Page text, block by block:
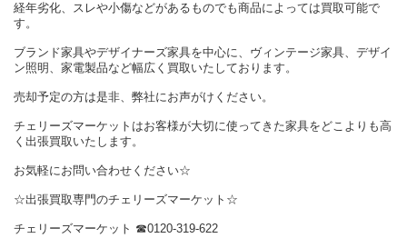
経年劣化、スレや小傷などがあるものでも商品によっては買取可能で
す。
ブランド家具やデザイナーズ家具を中心に、ヴィンテージ家具、デザイ
ン照明、家電製品など幅広く買取いたしております。
売却予定の方は是非、弊社にお声がけください。
チェリーズマーケットはお客様が大切に使ってきた家具をどこよりも高
く出張買取いたします。
お気軽にお問い合わせください☆
☆出張買取専門のチェリーズマーケット☆
チェリーズマーケット ☎︎0120-319-622